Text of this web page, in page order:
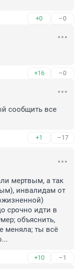
+0 –0
+16 –0
сообщить все
+1 –17
мертвым, а так
инвалидам от
срочно идти в
объяснить,
меняла; ты всё
+10 –1